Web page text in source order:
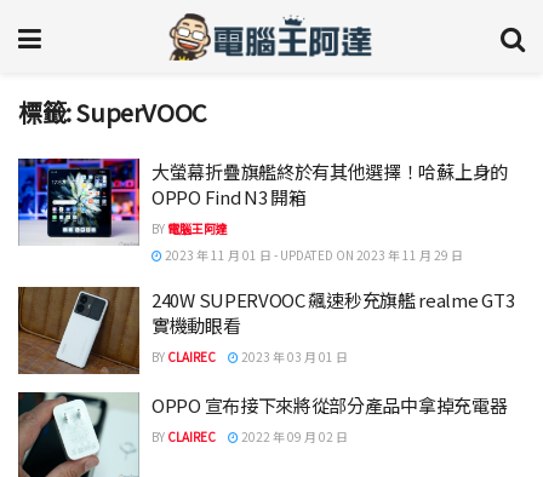
標籤:SuperVOOC
大螢幕折疊旗艦終於有其他選擇！哈蘇上身的
OPPO Find N3 開箱
BY 電腦王阿達
2023 年 11 月 01 日 - UPDATED ON 2023 年 11 月 29 日
240W SUPERVOOC 飆速秒充旗艦 realme GT3
實機動眼看
BY CLAIREC 2023 年 03 月 01 日
OPPO 宣布接下來將從部分產品中拿掉充電器
BY CLAIREC 2022 年 09 月 02 日